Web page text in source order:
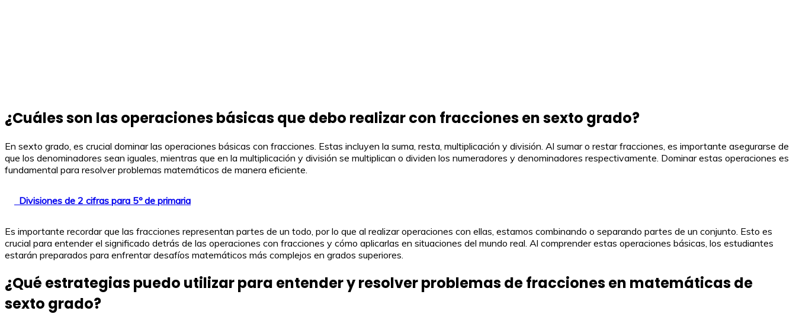
¿Cuáles son las operaciones básicas que debo realizar con fracciones en sexto grado?
En sexto grado, es crucial dominar las operaciones básicas con fracciones. Estas incluyen la suma, resta, multiplicación y división. Al sumar o restar fracciones, es importante asegurarse de
que los denominadores sean iguales, mientras que en la multiplicación y división se multiplican o dividen los numeradores y denominadores respectivamente. Dominar estas operaciones es
fundamental para resolver problemas matemáticos de manera eficiente.
Divisiones de 2 cifras para 5º de primaria
Es importante recordar que las fracciones representan partes de un todo, por lo que al realizar operaciones con ellas, estamos combinando o separando partes de un conjunto. Esto es
crucial para entender el significado detrás de las operaciones con fracciones y cómo aplicarlas en situaciones del mundo real. Al comprender estas operaciones básicas, los estudiantes
estarán preparados para enfrentar desafíos matemáticos más complejos en grados superiores.
¿Qué estrategias puedo utilizar para entender y resolver problemas de fracciones en matemáticas de
sexto grado?